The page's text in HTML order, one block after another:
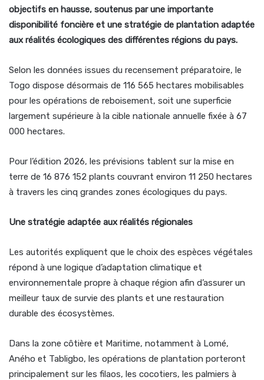
objectifs en hausse, soutenus par une importante
disponibilité foncière et une stratégie de plantation adaptée
aux réalités écologiques des différentes régions du pays.
Selon les données issues du recensement préparatoire, le
Togo dispose désormais de 116 565 hectares mobilisables
pour les opérations de reboisement, soit une superficie
largement supérieure à la cible nationale annuelle fixée à 67
000 hectares.
Pour l’édition 2026, les prévisions tablent sur la mise en
terre de 16 876 152 plants couvrant environ 11 250 hectares
à travers les cinq grandes zones écologiques du pays.
Une stratégie adaptée aux réalités régionales
Les autorités expliquent que le choix des espèces végétales
répond à une logique d’adaptation climatique et
environnementale propre à chaque région afin d’assurer un
meilleur taux de survie des plants et une restauration
durable des écosystèmes.
Dans la zone côtière et Maritime, notamment à Lomé,
Aného et Tabligbo, les opérations de plantation porteront
principalement sur les filaos, les cocotiers, les palmiers à